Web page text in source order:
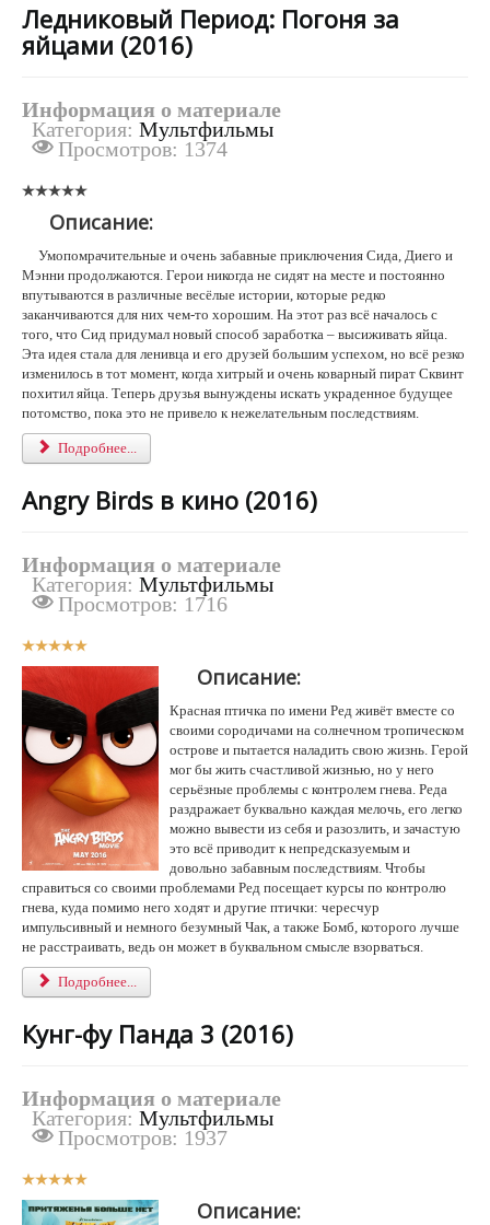
Ледниковый Период: Погоня за
яйцами (2016)
Информация о материале
Категория: Мультфильмы
Просмотров: 1374
Описание:
Умопомрачительные и очень забавные приключения Сида, Диего и
Мэнни продолжаются. Герои никогда не сидят на месте и постоянно
впутываются в различные весёлые истории, которые редко
заканчиваются для них чем-то хорошим. На этот раз всё началось с
того, что Сид придумал новый способ заработка – высиживать яйца.
Эта идея стала для ленивца и его друзей большим успехом, но всё резко
изменилось в тот момент, когда хитрый и очень коварный пират Сквинт
похитил яйца. Теперь друзья вынуждены искать украденное будущее
потомство, пока это не привело к нежелательным последствиям.
Подробнее...
Angry Birds в кино (2016)
Информация о материале
Категория: Мультфильмы
Просмотров: 1716
Р
н
г
5
Описание:
Красная птичка по имени Ред живёт вместе со
своими сородичами на солнечном тропическом
острове и пытается наладить свою жизнь. Герой
мог бы жить счастливой жизнью, но у него
серьёзные проблемы с контролем гнева. Реда
раздражает буквально каждая мелочь, его легко
можно вывести из себя и разозлить, и зачастую
это всё приводит к непредсказуемым и
довольно забавным последствиям. Чтобы
справиться со своими проблемами Ред посещает курсы по контролю
гнева, куда помимо него ходят и другие птички: чересчур
импульсивный и немного безумный Чак, а также Бомб, которого лучше
не расстраивать, ведь он может в буквальном смысле взорваться.
Подробнее...
Кунг-фу Панда 3 (2016)
Информация о материале
Категория: Мультфильмы
Просмотров: 1937
Р
й
Описание: